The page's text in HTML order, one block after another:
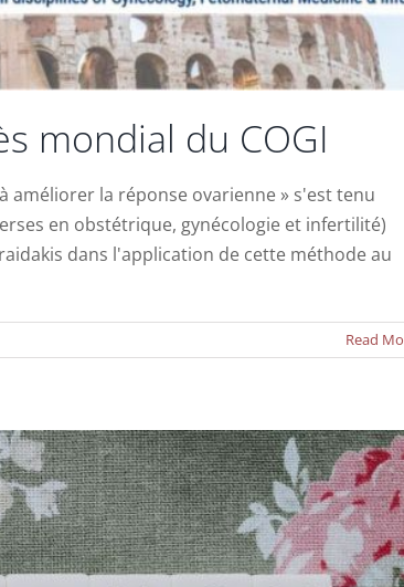
mondial du COGI
améliorer la réponse ovarienne » s'est tenu
en obstétrique, gynécologie et infertilité)
dans l'application de cette méthode au
Read
stimule la fertilité féminine